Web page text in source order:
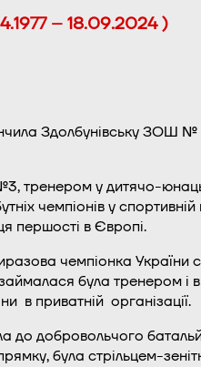
– 18.09.2024 )
Здолбунівську ЗОШ
тренером у дитячо-
чемпіонів у
першості в Європі.
чемпіонка України
була тренером і
в приватній організації.
до добровольчого
була стрільцем-